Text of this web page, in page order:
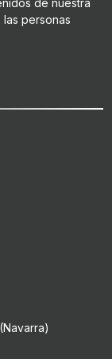
de nuestra
personas